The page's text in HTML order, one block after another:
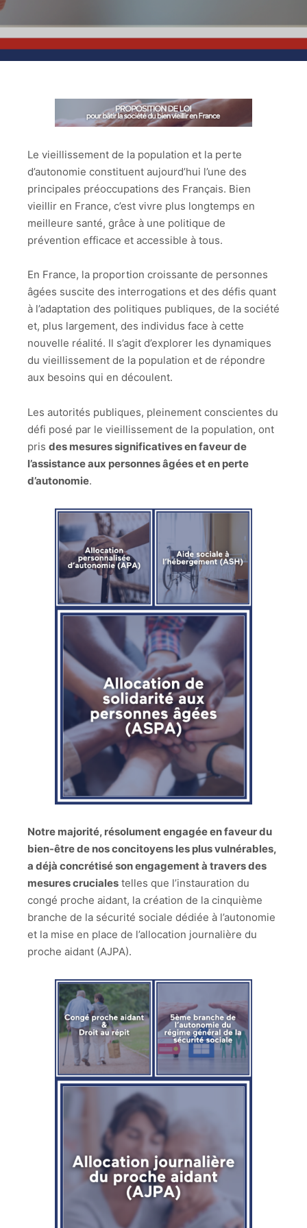
Le vieillissement de la population et la perte
d’autonomie constituent aujourd’hui l’une des
principales préoccupations des Français. Bien
vieillir en France, c’est vivre plus longtemps en
meilleure santé, grâce à une politique de
prévention efficace et accessible à tous.
En France, la proportion croissante de personnes
âgées suscite des interrogations et des défis quant
à l’adaptation des politiques publiques, de la société
et, plus largement, des individus face à cette
nouvelle réalité. Il s’agit d’explorer les dynamiques
du vieillissement de la population et de répondre
aux besoins qui en découlent.
Les autorités publiques, pleinement conscientes du
défi posé par le vieillissement de la population, ont
pris des mesures significatives en faveur de
l’assistance aux personnes âgées et en perte
d’autonomie.
Notre majorité, résolument engagée en faveur du
bien-être de nos concitoyens les plus vulnérables,
a déjà concrétisé son engagement à travers des
mesures cruciales telles que l’instauration du
congé proche aidant, la création de la cinquième
branche de la sécurité sociale dédiée à l’autonomie
et la mise en place de l’allocation journalière du
proche aidant (AJPA).